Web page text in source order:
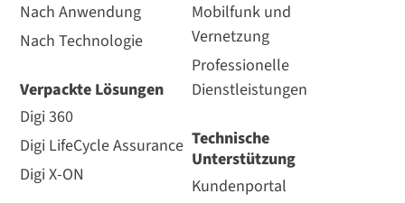
Nach Anwendung
Nach Technologie
Verpackte Lösungen
Digi 360
Digi LifeCycle Assurance
Digi X-ON
Mobilfunk und
Vernetzung
Professionelle
Dienstleistungen
Technische
Unterstützung
Kundenportal